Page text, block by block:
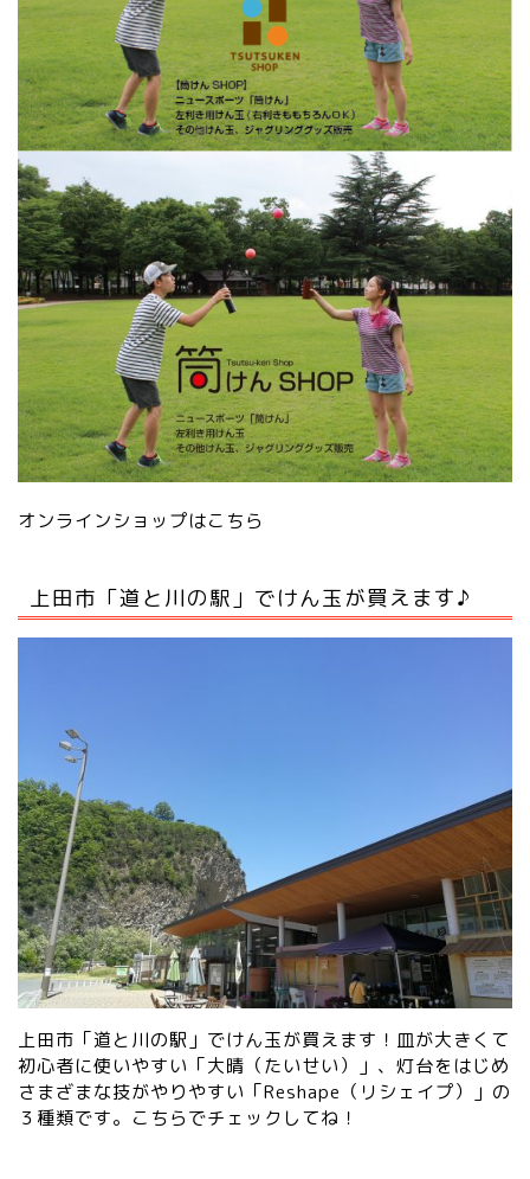
オンラインショップはこちら
上田市「道と川の駅」でけん玉が買えます♪
上田市「道と川の駅」でけん玉が買えます！皿が大きくて
初心者に使いやすい「大晴（たいせい）」、灯台をはじめ
さまざまな技がやりやすい「Reshape（リシェイプ）」の
３種類です。 こちらでチェックしてね！